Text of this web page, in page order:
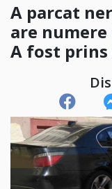
A parcat
are
A fost